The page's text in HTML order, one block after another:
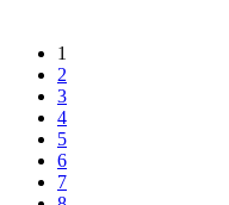
1
2
3
4
5
6
7